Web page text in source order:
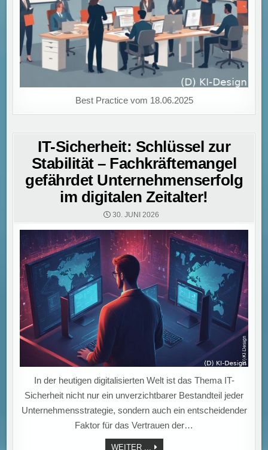
Best Practice vom 18.06.2025
IT-Sicherheit: Schlüssel zur
Stabilität – Fachkräftemangel
gefährdet Unternehmenserfolg
im digitalen Zeitalter!
30. JUNI 2026
In der heutigen digitalisierten Welt ist das Thema IT-
Sicherheit nicht nur ein unverzichtbarer Bestandteil jeder
Unternehmensstrategie, sondern auch ein entscheidender
Faktor für das Vertrauen der…
WEITER ... IT-